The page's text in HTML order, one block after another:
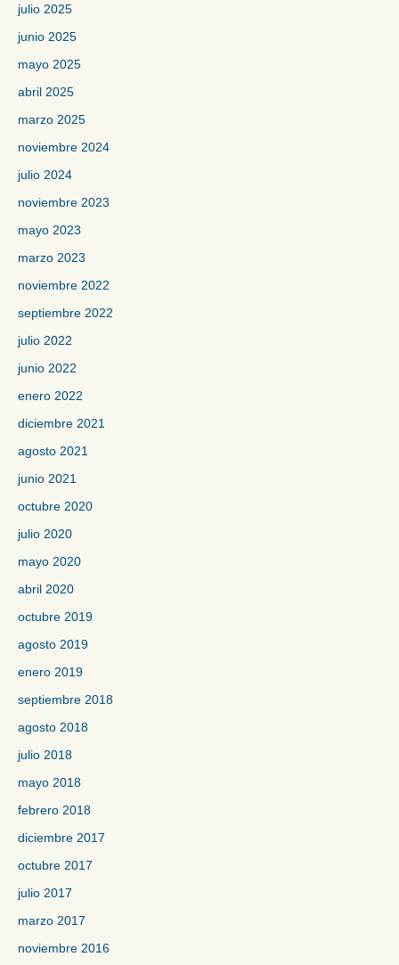
julio 2025
junio 2025
mayo 2025
abril 2025
marzo 2025
noviembre 2024
julio 2024
noviembre 2023
mayo 2023
marzo 2023
noviembre 2022
septiembre 2022
julio 2022
junio 2022
enero 2022
diciembre 2021
agosto 2021
junio 2021
octubre 2020
julio 2020
mayo 2020
abril 2020
octubre 2019
agosto 2019
enero 2019
septiembre 2018
agosto 2018
julio 2018
mayo 2018
febrero 2018
diciembre 2017
octubre 2017
julio 2017
marzo 2017
noviembre 2016